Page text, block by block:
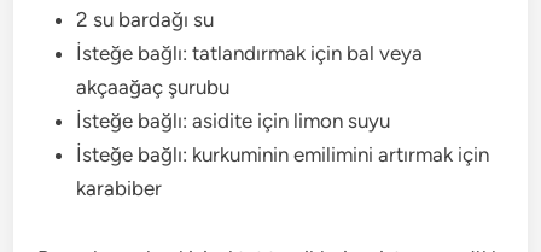
2 su bardağı su
İsteğe bağlı: tatlandırmak için bal veya
akçaağaç şurubu
İsteğe bağlı: asidite için limon suyu
İsteğe bağlı: kurkuminin emilimini artırmak için
karabiber